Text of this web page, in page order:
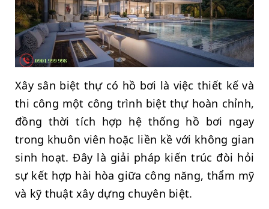
Xây sân biệt thự có hồ bơi là việc thiết kế và
thi công một công trình biệt thự hoàn chỉnh,
đồng thời tích hợp hệ thống hồ bơi ngay
trong khuôn viên hoặc liền kề với không gian
sinh hoạt. Đây là giải pháp kiến trúc đòi hỏi
sự kết hợp hài hòa giữa công năng, thẩm mỹ
và kỹ thuật xây dựng chuyên biệt.